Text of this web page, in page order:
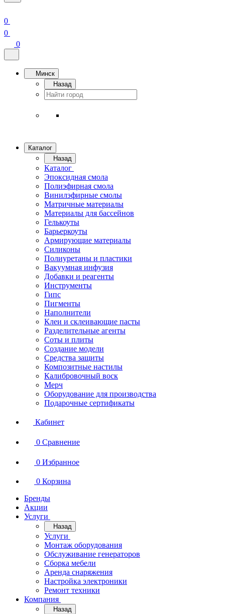
0
0
0
Минск
Назад
Каталог
Назад
Каталог
Эпоксидная смола
Полиэфирная смола
Винилэфирные смолы
Матричные материалы
Материалы для бассейнов
Гелькоуты
Барьеркоуты
Армирующие материалы
Силиконы
Полиуретаны и пластики
Вакуумная инфузия
Добавки и реагенты
Инструменты
Гипс
Пигменты
Наполнители
Клеи и склеивающие пасты
Разделительные агенты
Соты и плиты
Создание модели
Средства защиты
Композитные настилы
Калибровочный воск
Мерч
Оборудование для производства
Подарочные сертификаты
Кабинет
0 Сравнение
0 Избранное
0 Корзина
Бренды
Акции
Услуги
Назад
Услуги
Монтаж оборудования
Обслуживание генераторов
Сборка мебели
Аренда снаряжения
Настройка электроники
Ремонт техники
Компания
Назад